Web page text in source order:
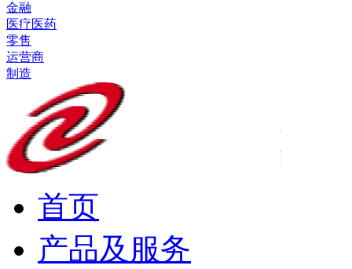
金融
医疗医药
零售
运营商
制造
首页
产品及服务